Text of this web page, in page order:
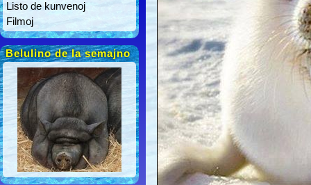
Listo de kunvenoj
Filmoj
Belulino de la semajno